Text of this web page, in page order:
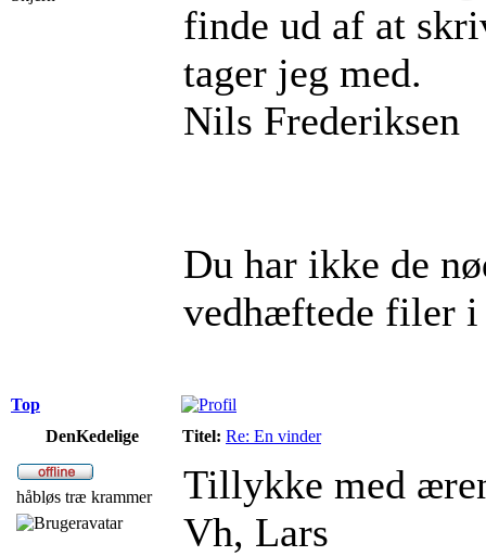
finde ud af at
tager jeg med.
Nils Frederiksen
Du har ikke de
vedhæftede filer
Top
DenKedelige
Titel: Re: En vinder
håbløs træ krammer
Tillykke med
Vh, Lars